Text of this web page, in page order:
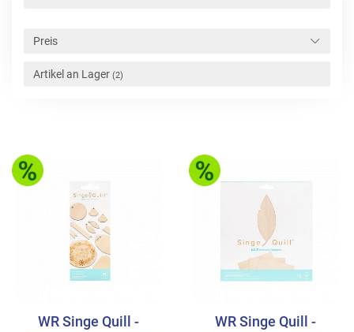
Preis
Artikel an Lager (2)
WR Singe Quill -
WR Singe Quill -